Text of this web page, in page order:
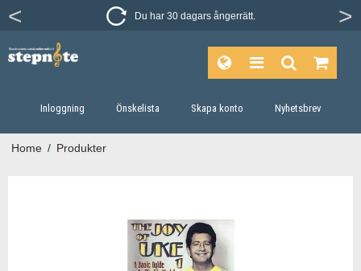
Du har 30 dagars ångerrätt.
Inloggning Önskelista Skapa konto Nyhetsbrev
Home / Produkter